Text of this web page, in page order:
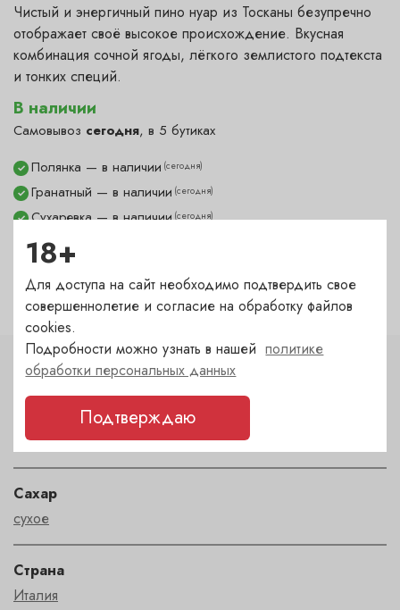
В наличии
Самовывоз сегодня, в 5 бутиках
✓ Гранатный — в наличии (сегодня)
✓ Полянка — в наличии (сегодня)
Пречистенка — в наличии
Садовническая — в наличии
✓ Сухаревка — в наличии (сегодня)
Чистый и энергичный пино нуар из Тосканы безупречно
отображает своё высокое происхождение. Вкусная
комбинация сочной ягоды, лёгкого землистого подтекста
и тонких специй.
Характеристики
красный
Сахар
сухое
Страна
Италия
18+
Для доступа на сайт необходимо подтвердить свое
совершеннолетие и согласие на обработку файлов
cookies.
Подробности можно узнать в нашейполитике
обработки персональных данных
Подтверждаю